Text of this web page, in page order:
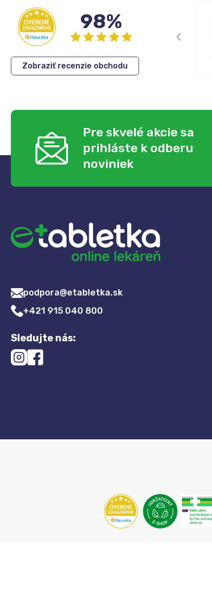
98%
Zobraziť recenzie obchodu
Žiadne !
Pre skvelé akcie sa
prihláste k odberu
noviniek
podpora@etabletka.sk
+421 915 040 800
Sledujte nás: